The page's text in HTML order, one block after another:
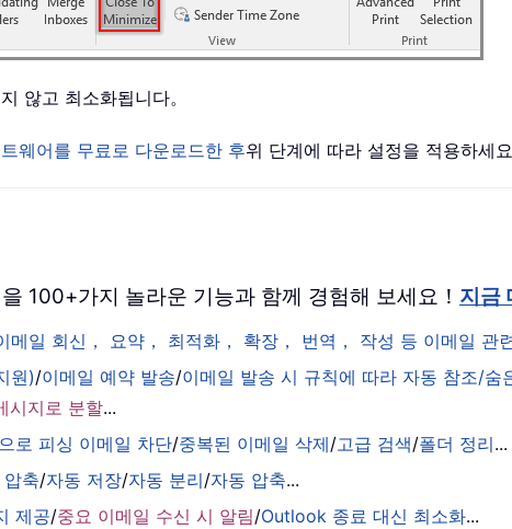
않고 최소화됩니다。
웨어를 무료로 다운로드한 후위 단계에 따라 설정을 적용하세요
100+가지 놀라운 기능과 함께 경험해 보세요！ 지금
메일 회신， 요약， 최적화， 확장， 번역， 작성 등 이메일 관
원)/이메일 예약 발송/이메일 발송 시 규칙에 따라 자동 참조/숨
시지로 분할...
로 피싱 이메일 차단/중복된 이메일 삭제/고급 검색/폴더 정리...
축/자동 저장/자동 분리/자동 압축...
제공/중요 이메일 수신 시 알림/Outlook 종료 대신 최소화...